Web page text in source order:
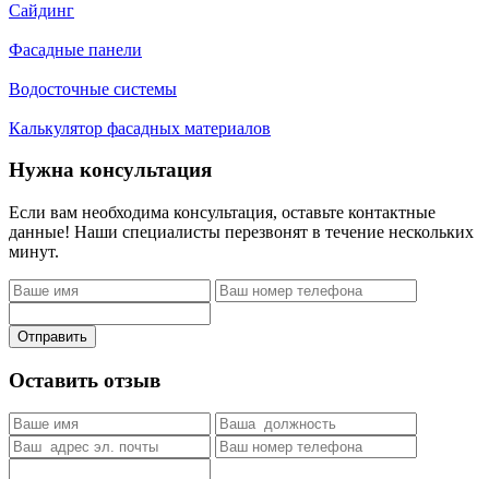
Сайдинг
Фасадные панели
Водосточные системы
Калькулятор фасадных материалов
Нужна консультация
Если вам необходима консультация, оставьте контактные
данные! Наши специалисты перезвонят в течение нескольких
минут.
Отправить
Оставить отзыв